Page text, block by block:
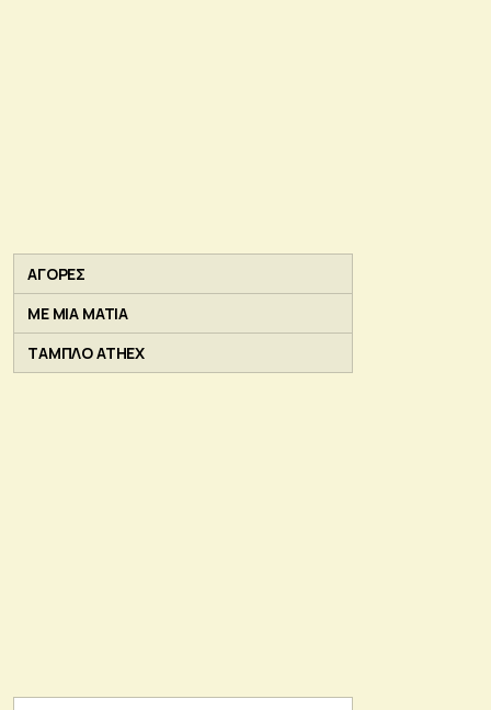
ΑΓΟΡΕΣ
ΜΕ ΜΙΑ ΜΑΤΙΑ
ΤΑΜΠΛΟ ATHEX